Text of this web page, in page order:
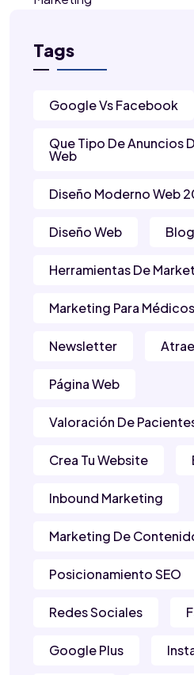
Tags
Google Vs Facebook
Que Tipo De Anuncios
Web
Diseño Moderno Web
Diseño Web Blog
Herramientas De
Marketing Para Médicos
Newsletter
Página Web
Valoración De
Crea Tu Website
Inbound Marketing
Marketing De
Posicionamiento SEO
Redes Sociales
Google Plus